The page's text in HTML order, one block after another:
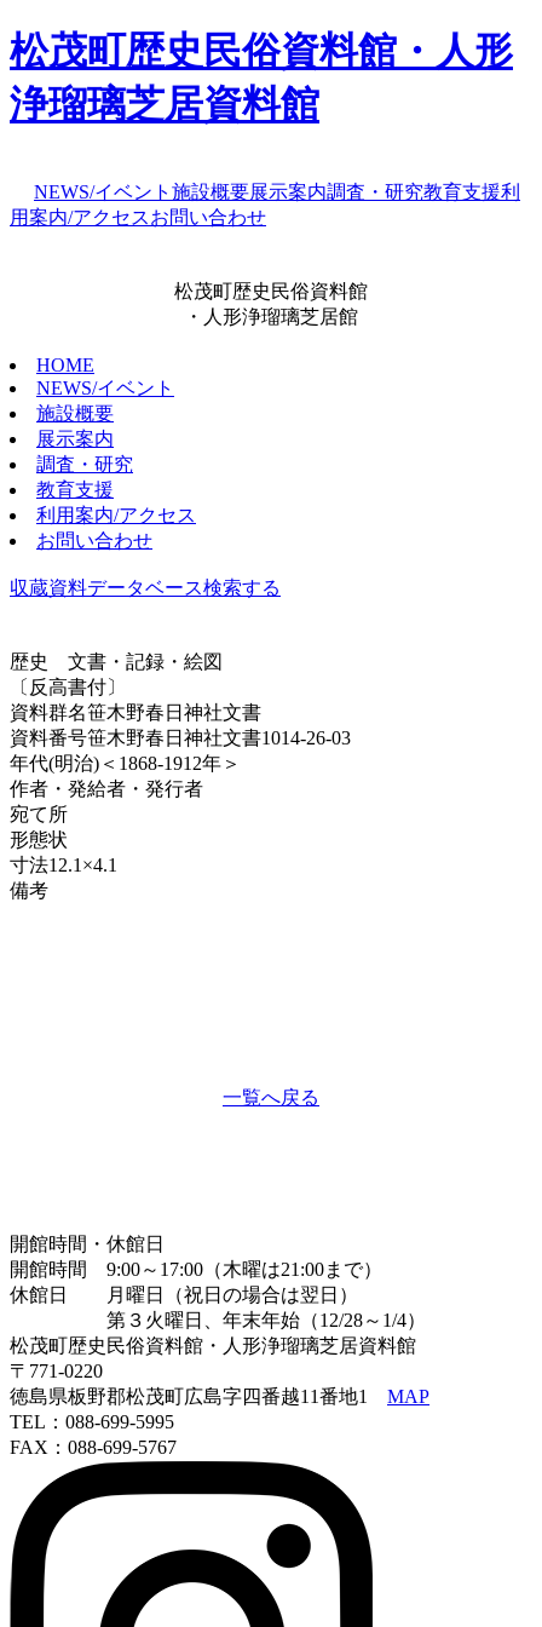
松茂町歴史民俗資料館・人形
浄瑠璃芝居資料館
NEWS/イベント 施設概要展示案内調査・研究教育支援利
用案内/アクセスお問い合わせ
松茂町歴史民俗資料館
・人形浄瑠璃芝居館
HOME
NEWS/イベント
施設概要
展示案内
調査・研究
教育支援
利用案内/アクセス
お問い合わせ
収蔵資料データベース検索する
歴史
文書・記録・絵図
〔反高書付〕
資料群名笹木野春日神社文書
資料番号笹木野春日神社文書1014-26-03
年代(明治)＜1868-1912年＞
作者・発給者・発行者
宛て所
形態状
寸法12.1×4.1
備考
一覧へ戻る
開館時間・休館日
開館時間 9:00～17:00（木曜は21:00まで）
休館日 月曜日（祝日の場合は翌日）
第３火曜日、年末年始（12/28～1/4）
松茂町歴史民俗資料館・人形浄瑠璃芝居資料館
〒771-0220
徳島県板野郡松茂町広島字四番越11番地1 MAP
TEL：088-699-5995
FAX：088-699-5767